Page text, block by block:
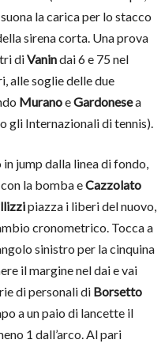
la carica per lo stacco
sirena corta. Una prova
diVanindai 6 e 75 nel
alle soglie delle due
MuranoeGardonesea
gli Internazionali di tennis).
jump dalla linea di fondo,
la bomba eCazzolato
piazza i liberi del nuovo,
cronometrico. Tocca a
sinistro per la cinquina
il margine nel dai e vai
di personali di Borsetto
a un paio di lancette il
1 dall’arco. Al pari